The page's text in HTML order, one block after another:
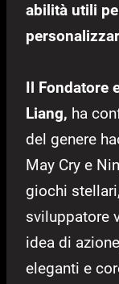
abilità utili
Il Fondatore
Liang, ha
del genere
May Cry e
giochi
sviluppatore
idea di
eleganti e